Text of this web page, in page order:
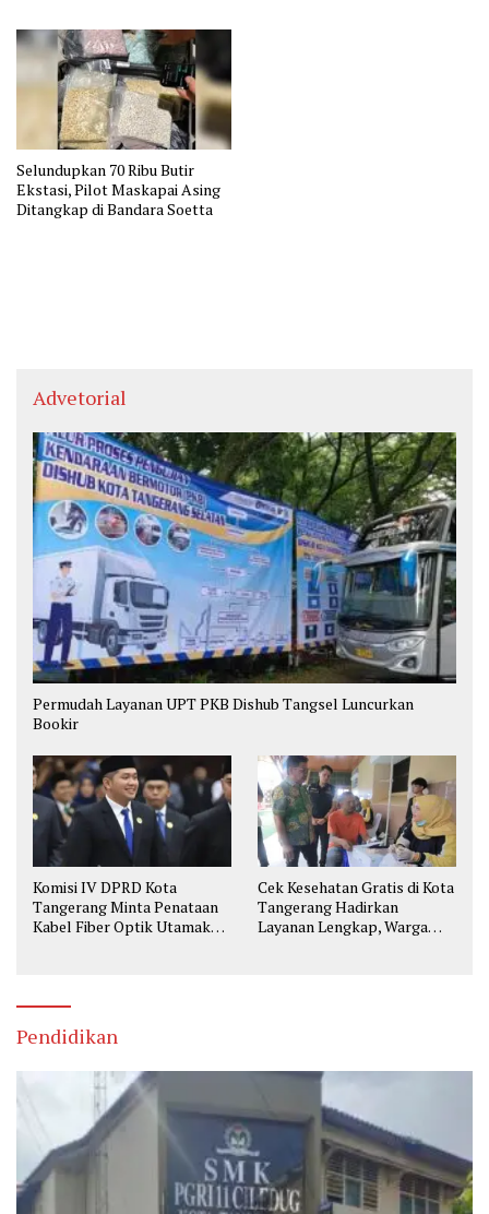
Selundupkan 70 Ribu Butir
Ekstasi, Pilot Maskapai Asing
Ditangkap di Bandara Soetta
Advetorial
Permudah Layanan UPT PKB Dishub Tangsel Luncurkan
Bookir
Komisi IV DPRD Kota
Tangerang Minta Penataan
Kabel Fiber Optik Utamakan
Cek Kesehatan Gratis di Kota
Tangerang Hadirkan
Layanan Lengkap, Warga
Pendidikan